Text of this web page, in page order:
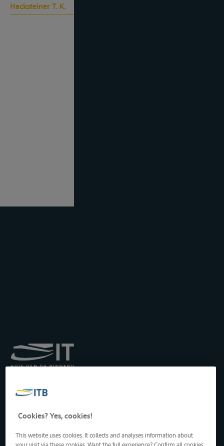
Hacksteiner T. K.
Transport par Batellerie
Drukpersstraat 19
1000 Bruxelles, Belgique
Tél: +32 2 217 09 67
http://www.itb-info.be
Cookies? Yes, cookies!
This website uses cookies. It collects and analyses information about